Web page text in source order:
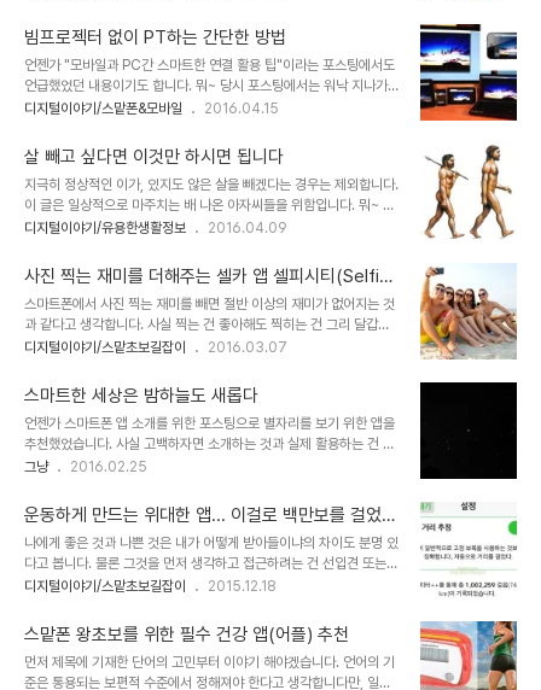
육이 붙기 시작하더니 급기..
것이라고 보는 건 아닙니다. 사람이라면 누구나 무엇이든 참고해야 하
며, 이는 무에서 유가 만들어지는 것이 아니라 유에서 유가 만들어진다
는 걸 너무도 잘 알고 있으니까요. 형태와 틀이라고 지칭되는 것들은
한정된 시간 속 공간의 보편적 다수에게 어느 정도 받아들여진 것이라
고 볼 수 있습니다. 그리고 그건 그만한 이유가 있다고 봐야 합니다. 그
금껏 살아오면서 경험한 분명한 변..
빔프로젝터 없이 PT하는 간단한 방법
언젠가 "모바일과 PC간 스마트한 연결 활용 팁"이라는 포스팅에서도
언급했었던 내용이기도 합니다. 뭐~ 당시 포스팅에서는 워낙 지나가
듯 짧게 다뤘던 터라 이번에 설명드리고자 하는 것과는 조금 다른 내용
야기했던 것과는 다른 관점에서 이 앱을 활용하는 방법이라고 보시면
될 것 같습니다. 뭐~ 한마디로 앱 추천입니다. ^^ 그런데, 설명드리기
전에 한가지 제약사항이라 할 수 있는 단서가 있다는 것을 말씀드려야
합니다. 이 앱이 현재까지 iOS에만 있다는 사실입니다. 그러니까 아이
폰 또는 아이패드, 아이팟을 사용하는 분들에게만 해당되는 사항입니
이 이 앱만 있으면 쉽고 원활하게..
디지털이야기/스맡폰&모바일 2016.04.15
살 빼고 싶다면 이것만 하시면 됩니다
지극히 정상적인 이가, 있지도 않은 살을 빼겠다는 경우는 제외합니다.
이 글은 일상적으로 마주치는 배 나온 아자씨들을 위함입니다. 뭐~ 물
론 지극히 정상적인 이라도 몸에 좋은 얘기긴 하겠군요. ^^ 모든 사람
나 관점과 시각의 차이로 많은 부분에서 엇갈리게 인식하는 경우가 태
반일 겁니다. 그러나 이것 만큼은 거의 모든 사람들에게 적용된다고 확
신 합니다. 정도의 차이가 조금 있을지 모르겠지만... 살 빼고 싶은 분
들.. 한 방에 살 빼는 그런 쉬운 방법.. 많이들 생각 하시죠?!각종 미디
어들을 통해서 아주 쉬워 보이는 방법들이 세상엔 널려 있는 듯 보입니
술... 뭐~ 그런 류..
디지털이야기/유용한생활정보 2016.04.09
사진 찍는 재미를 더해주는 셀카 앱 셀피시티(Selfie
city)
스마트폰에서 사진 찍는 재미를 빼면 절반 이상의 재미가 없어지는 것
과 같다고 생각합니다. 사실 찍는 건 좋아해도 찍히는 건 그리 달갑게
생각하지 않던 제가 스마트폰을 사용하면서 셀카를 찍게 되었다는 건
고 할 수 있습니다. 때문에 스마트폰 기종에 따라 기본 탑재하는 카메
라 앱도 제조사들이 상당히 심혈을 기울이고 있습니다. 하지만 경험상
기본 카메라 앱은 어딘가 부족한 부분이 있었습니다. 이미지 출처:
comunidadalcampo.es 그래서인지 기본 카메라 앱을 대체하는
수많은 카메라 앱이 있죠. 그 중 셀카 앱도 상당 수 존재하고 많은 이들
처럼... ^^; 근데, 그 ..
디지털이야기/스맡초보길잡이 2016.03.07
스마트한 세상은 밤하늘도 새롭다
언젠가 스마트폰 앱 소개를 위한 포스팅으로 별자리를 보기 위한 앱을
추천했었습니다. 사실 고백하자면 소개하는 것과 실제 활용하는 건 또
다른 면이 있습니다. 물론 얼마나 빈번히 사용할만한 꺼리가 되느냐도
으로! 추천한 것은 좋은 앱이라는 측면에서 활용하게 될 경우를 감안했
을 뿐입니다. 뭐~ 처음 앱을 접한 후, 호~옥하여 "이거 정말 물건이네
~!!"하는 마음에 이렇게 저렇게 사용해 보다가 소개를 한 경우긴 하죠.
생각을 하고 나간 건 아닙니다. 하지만 밖에 나가기만 하면 그냥 훤히
보이는 시골의 밤하늘은 별들을 마주하기에 너무도 좋은 환경입니다.
www.skyandtelescope...
그냥 2016.02.25
운동하게 만드는 위대한 앱... 이걸로 백만보를 걸었어
요~!
나에게 좋은 것과 나쁜 것은 내가 어떻게 받아들이냐의 차이도 분명 있
다고 봅니다. 물론 그것을 먼저 생각하고 접근하려는 건 선입견 또는
편견일 수도 있겠지요. 운동하게 만드는 앱을 이야기하려는데 왠 이상
분들이 적지 않기 때문입니다. 특히 나이 좀 있다는 분들 중에 자신이
할 줄 모르는 건 생각지도 못하면서 -어쩌면 그래서 더 그런지도 모르
지만- 무슨 중독이네... 어쩌구 하는 걸 보고 있자면 한숨만 나오거든
요. 이미지 출처: www.organizedchaosonline.com5 뭐~ 다
디지털이야기/스맡초보길잡이 2015.12.18
스맡폰 왕초보를 위한 필수 건강 앱(어플) 추천
먼저 제목에 기재한 단어의 고민부터 이야기 해야겠습니다. 언어의 기
준은 통용되는 보편적 수준에서 정해져야 한다고 생각합니다만, 일정